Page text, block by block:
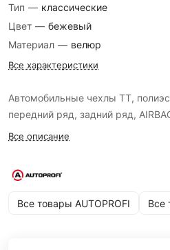
Тип — классические
Цвет — бежевый
Материал — велюр
Все характеристики
Автомобильные чехлы TT,
передний ряд, задний ряд,
Все описание
Все товары AUTOPROFI Все